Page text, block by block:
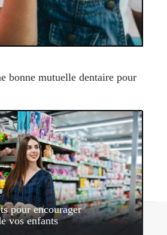
bonne mutuelle dentaire pour
pour encourager
vos enfants
Mentions légales Sitemap